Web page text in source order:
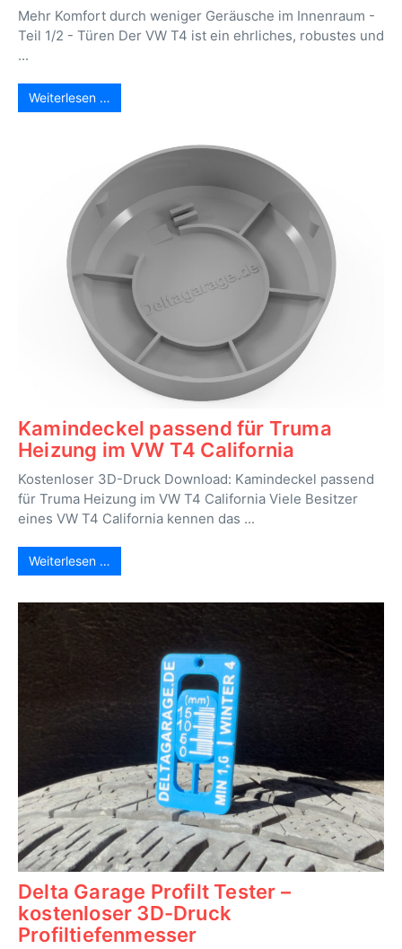
Mehr Komfort durch weniger Geräusche im Innenraum -
Teil 1/2 - Türen Der VW T4 ist ein ehrliches, robustes und
...
Weiterlesen …
Kamindeckel passend für Truma
Heizung im VW T4 California
Kostenloser 3D-Druck Download: Kamindeckel passend
für Truma Heizung im VW T4 California Viele Besitzer
eines VW T4 California kennen das ...
Weiterlesen …
Delta Garage Profilt Tester –
kostenloser 3D-Druck
Profiltiefenmesser